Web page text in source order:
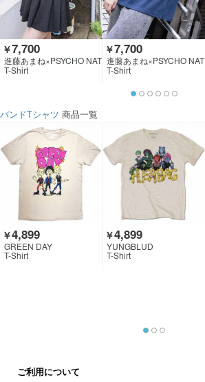
￥7,700
進藤あまね×PSYCHO NAT
ION×GEKIROCK CLOTHI
T-Shirt
￥7,700
進藤あまね×PSYCHO NAT
ION×GEKIROCK CLOTHI
T-Shirt
バンドTシャツ 商品一覧
￥4,899
GREEN DAY
T-Shirt
￥4,899
YUNGBLUD
T-Shirt
ご利用について